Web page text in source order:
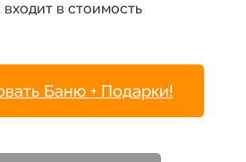
в стоимость
Баню + Подарки!